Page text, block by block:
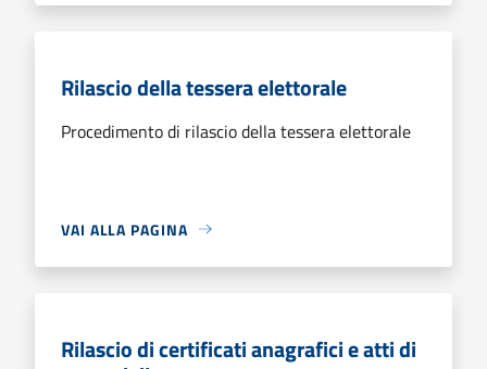
Rilascio della tessera elettorale
Procedimento di rilascio della tessera elettorale
VAI ALLA PAGINA
Rilascio di certificati anagrafici e atti di